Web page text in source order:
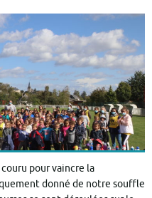
pour vaincre la
donné de notre souffle